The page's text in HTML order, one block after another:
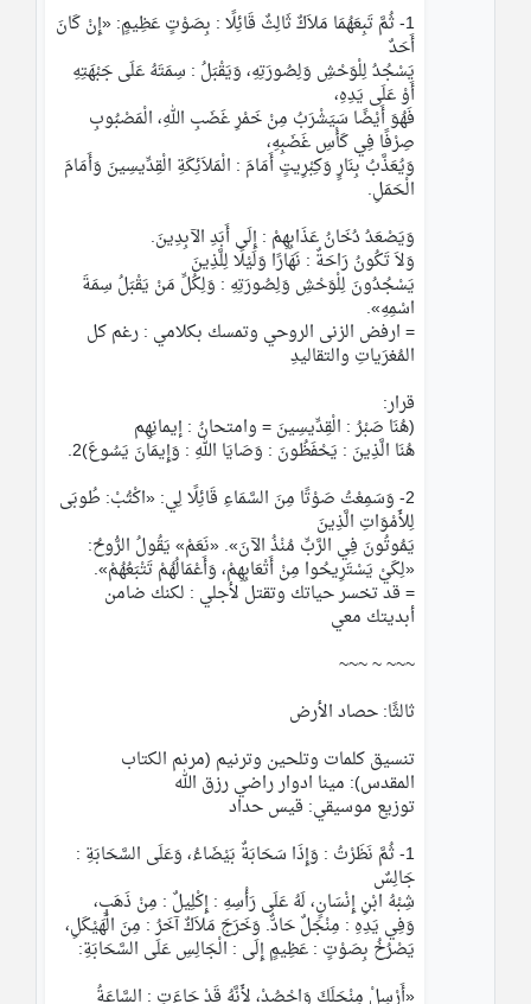
أَحَدٌ
أَوْ عَلَى يَدِهِ،
صِرْفًا فِي كَأْسِ غَضَبِهِ،
الْحَمَلِ.
وَيَصْعَدُ دُخَانُ عَذَابِهِمْ : إِلَى أَبَدِ الآبِدِينَ.
وَلاَ تَكُونُ رَاحَةٌ : نَهَارًا وَلَيْلًا لِلَّذِينَ
اسْمِهِ».
المُغرَياتِ والتقاليدِ
قرار:
(هُنَا صَبْرُ : الْقِدِّيسِينَ = وامتحانُ : إيمانِهِم
هُنَا الَّذِينَ : يَحْفَظُونَ : وَصَايَا اللهِ : وَإِيمَانَ يَسُوعَ)2.
لِلأَمْوَاتِ الَّذِينَ
يَمُوتُونَ فِي الرَّبِّ مُنْذُ الآنَ». «نَعَمْ» يَقُولُ الرُّوحُ:
«لِكَيْ يَسْتَرِيحُوا مِنْ أَتْعَابِهِمْ، وَأَعْمَالُهُمْ تَتْبَعُهُمْ».
أبديتك معي
~~~ ~ ~~~
ثالثًا: حصاد الأرض
المقدس): مينا ادوار راضي رزق الله
توزيع موسيقي: قيس حداد
جَالِسٌ
شِبْهُ ابْنِ إِنْسَانٍ، لَهُ عَلَى رَأْسِهِ : إِكْلِيلٌ : مِنْ ذَهَبٍ،
وَفِي يَدِهِ : مِنْجَلٌ حَادٌّ. وَخَرَجَ مَلاَكٌ آخَرُ : مِنَ الْهَيْكَلِ،
يَصْرُخُ بِصَوْتٍ : عَظِيمٍ إِلَى : الْجَالِسِ عَلَى السَّحَابَةِ: